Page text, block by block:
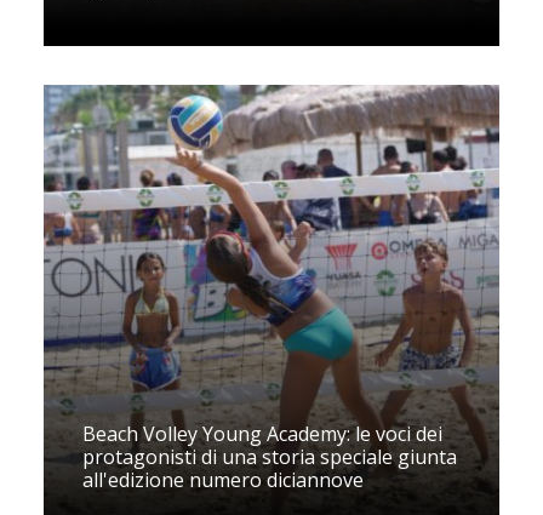
Beach Volley Young Academy: le voci dei
protagonisti di una storia speciale giunta
all'edizione numero diciannove